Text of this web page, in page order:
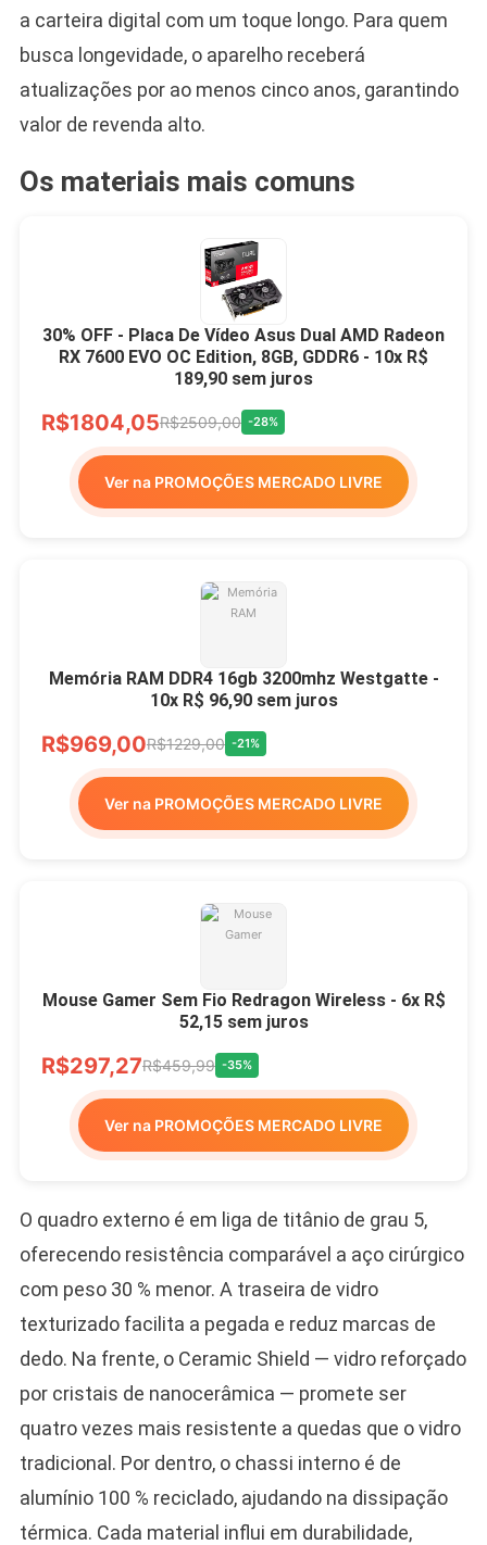
a carteira digital com um toque longo. Para quem
busca longevidade, o aparelho receberá
atualizações por ao menos cinco anos, garantindo
valor de revenda alto.
Os materiais mais comuns
30% OFF - Placa De Vídeo Asus Dual AMD Radeon
RX 7600 EVO OC Edition, 8GB, GDDR6 - 10x R$
189,90 sem juros
R$1804,05R$2509,00 -28%
Ver na PROMOÇÕES MERCADO LIVRE
Memória RAM DDR4 16gb 3200mhz Westgatte -
10x R$ 96,90 sem juros
R$969,00R$1229,00 -21%
Ver na PROMOÇÕES MERCADO LIVRE
Mouse Gamer Sem Fio Redragon Wireless - 6x R$
52,15 sem juros
R$297,27R$459,99 -35%
Ver na PROMOÇÕES MERCADO LIVRE
O quadro externo é em liga de titânio de grau 5,
oferecendo resistência comparável a aço cirúrgico
com peso 30 % menor. A traseira de vidro
texturizado facilita a pegada e reduz marcas de
dedo. Na frente, o Ceramic Shield — vidro reforçado
por cristais de nanocerâmica — promete ser
quatro vezes mais resistente a quedas que o vidro
tradicional. Por dentro, o chassi interno é de
alumínio 100 % reciclado, ajudando na dissipação
térmica. Cada material influi em durabilidade,